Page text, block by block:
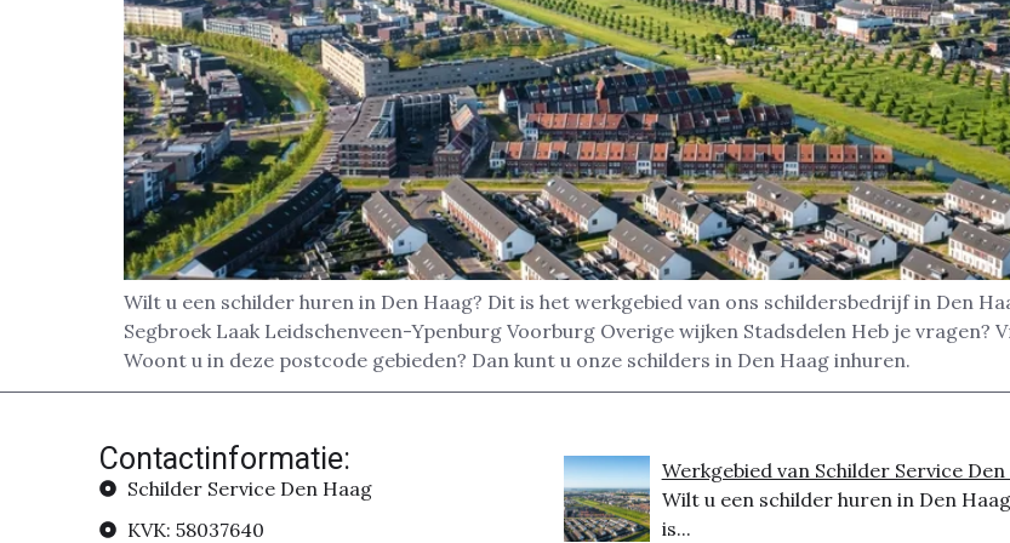
Wilt u een schilder huren in Den Haag? Dit is het werkgebied van ons schildersbedrijf in Den
Segbroek Laak Leidschenveen-Ypenburg Voorburg Overige wijken Stadsdelen Heb je
Woont u in deze postcode gebieden? Dan kunt u onze schilders in Den Haag inhuren.
Contactinformatie:
Schilder Service Den Haag
KVK: 58037640
Werkgebied van Schilder Service Den
Wilt u een schilder huren in Den
is...